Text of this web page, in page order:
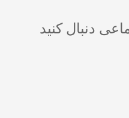
دنبال کنید